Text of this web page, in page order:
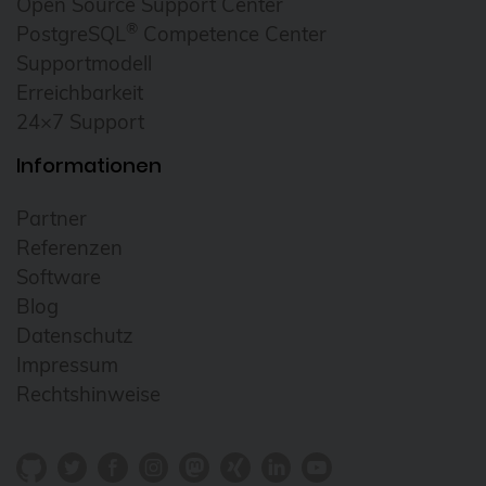
Cloudübergreifendes Management
Cluster
CNCF
Configmap
Container
corosync
credativ
Open Source Support Center
PostgreSQL ® Competence Center
Supportmodell
Erreichbarkeit
24×7 Support
Informationen
Partner
Referenzen
Software
Blog
Datenschutz
Impressum
Rechtshinweise